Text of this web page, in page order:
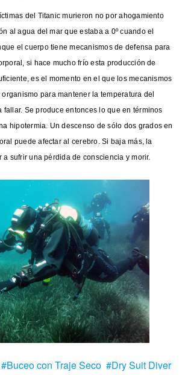
del Titanic murieron no por ahogamiento
al agua del mar que estaba a 0º cuando el
el cuerpo tiene mecanismos de defensa para
si hace mucho frío esta producción de
es el momento en el que los mecanismos
para mantener la temperatura del
fallar. Se produce entonces lo que en términos
hipotermia. Un descenso de sólo dos grados en
puede afectar al cerebro. Si baja más, la
a sufrir una pérdida de consciencia y morir.
Buceo con Traje Seco
Dry Suit Diver